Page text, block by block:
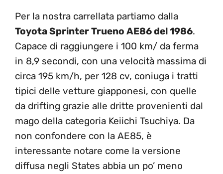
Per la nostra carrellata partiamo dalla
Toyota Sprinter Trueno AE86 del 1986.
Capace di raggiungere i 100 km/ da ferma
in 8,9 secondi, con una velocità massima di
circa 195 km/h, per 128 cv, coniuga i tratti
tipici delle vetture giapponesi, con quelle
da drifting grazie alle dritte provenienti dal
mago della categoria Keiichi Tsuchiya. Da
non confondere con la AE85, è
interessante notare come la versione
diffusa negli States abbia un po’ meno